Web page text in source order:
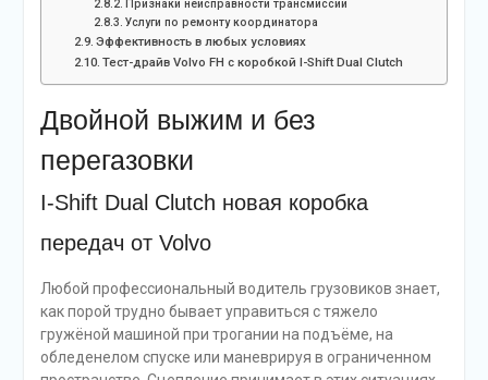
Признаки неисправности трансмиссии
Услуги по ремонту координатора
Эффективность в любых условиях
Тест-драйв Volvo FH с коробкой I-Shift Dual Clutch
Двойной выжим и без
перегазовки
I-Shift Dual Clutch новая коробка
передач от Volvo
Любой профессиональный водитель грузовиков знает,
как порой трудно бывает управиться с тяжело
гружёной машиной при трогании на подъёме, на
обледенелом спуске или маневрируя в ограниченном